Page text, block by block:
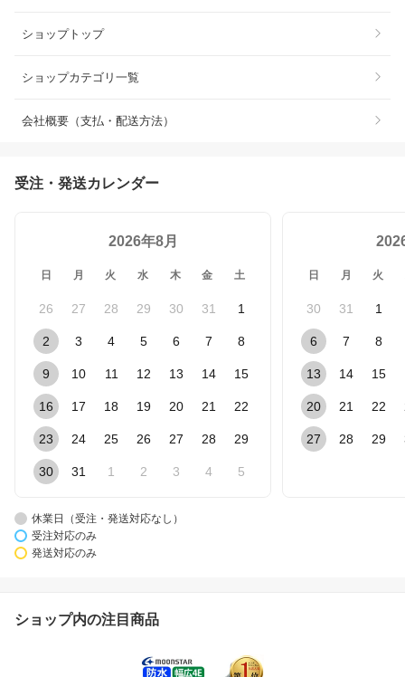
ショップトップ
ショップカテゴリ一覧
会社概要（支払・配送方法）
受注・発送カレンダー
2026年8月
日 月 火 水 木 金 土
26 27 28 29 30 31 1
2 3 4 5 6 7 8
9 10 11 12 13 14 15
16 17 18 19 20 21 22
23 24 25 26 27 28 29
30 31 1 2 3 4 5
日 月 火
30 31 1
6 7 8
13 14 15
20 21 22
27 28 29
休業日（受注・発送対応なし）
受注対応のみ
発送対応のみ
ショップ内の注目商品